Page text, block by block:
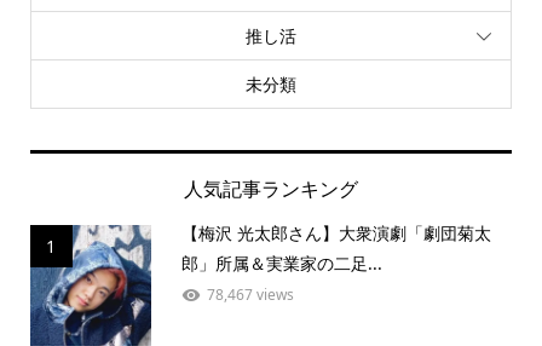
推し活
未分類
人気記事ランキング
1
【梅沢 光太郎さん】大衆演劇「劇団菊太
郎」所属＆実業家の二足...
78,467 views